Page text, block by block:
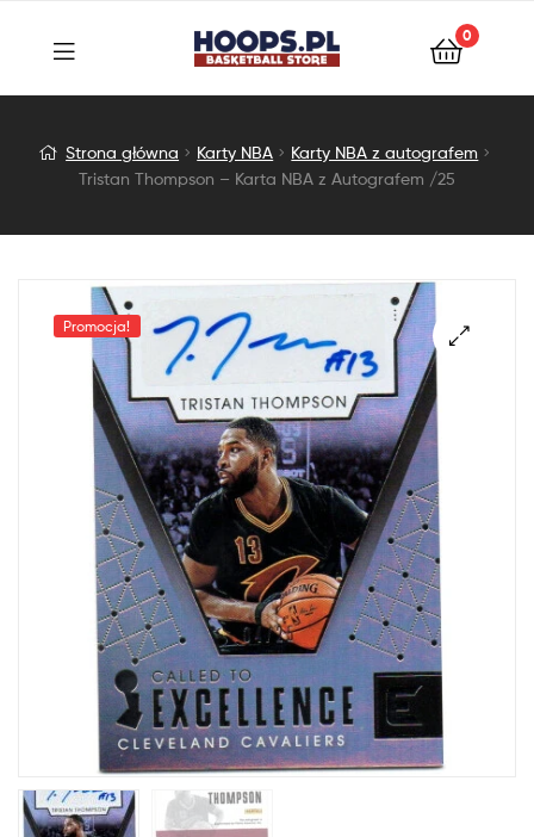
0
Tristan
Karta
NBA
Autografem
Strona główna Karty NBA
Karty NBA z autografem
Tristan Thompson – Karta NBA z Autografem /25
Promocja!